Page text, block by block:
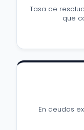
Tasa de
que
En deudas